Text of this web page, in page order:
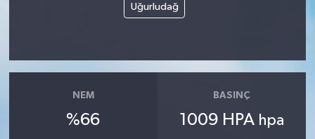
Uğurludağ
NEM
%66
BASINÇ
1009 HPA hpa